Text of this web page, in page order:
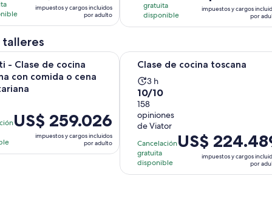
de
US$ 117.425.
por
adulto
impuestos y cargos incluidos
por adulto
opiniones
gratuita
disponible
de
por
adulto
impuestos y cargos
por
talleres
- Clase de cocina
con comida o cena
El
precio
de
US$ 259.026
impuestos y cargos incluidos
por adulto
de cocina toscana con comida o cena vegetariana Se
Clase de cocina toscana
La
actividad
dura
3
horas
3 h
10.0
de
10
con
158
opiniones
10/10
158
opiniones
de Viator
Cancelación
gratuita
disponible
El
precio
de
US$
impuestos y cargos
por
Clase de cocina toscana Se abrirá